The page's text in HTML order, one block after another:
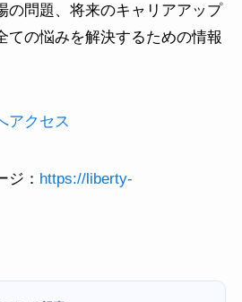
の問題、将来のキャリアアップ
ての悩みを解決するための情報
アクセス
ジ： https://liberty-